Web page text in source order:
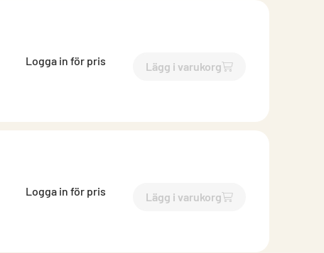
Logga in för pris Lägg i varukorg
`$Lägg till
Logga in för pris Lägg i varukorg
`$Lägg till